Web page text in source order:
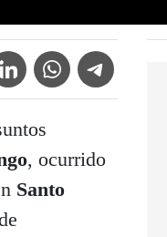
Icon
WhatsApp IconTelegram Icon
, ocurrido
Santo